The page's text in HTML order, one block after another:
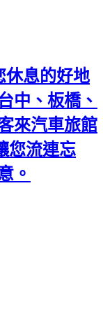
休息的好地
中、板橋、
來汽車旅館
您流連忘
。